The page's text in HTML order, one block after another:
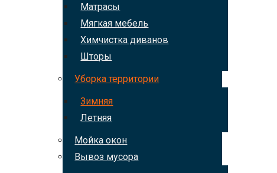
Матрасы
Мягкая мебель
Химчистка диванов
Шторы
Уборка территории
Зимняя
Летняя
Мойка окон
Вывоз мусора